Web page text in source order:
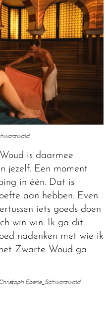
is daarmee
jezelf. Een moment
in één. Dat is
aan hebben. Even
iets goeds doen
win win. Ik ga dit
nadenken met wie ik
Zwarte Woud ga
Eberle_Schwarzwald